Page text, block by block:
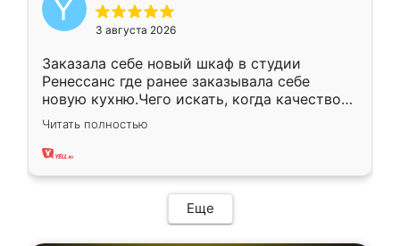
3 августа 2026
Заказала себе новый шкаф в студии
Ренессанс где ранее заказывала себе
новую кухню.Чего искать, когда качеством
вполне довольна. Служит кухня уже почти
два года, нареканий нет.
Читать полностью
Еще